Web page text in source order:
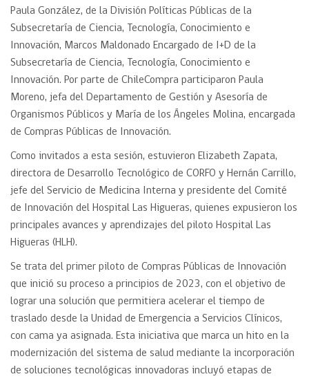
Paula González, de la División Políticas Públicas de la
Subsecretaría de Ciencia, Tecnología, Conocimiento e
Innovación, Marcos Maldonado Encargado de I+D de la
Subsecretaría de Ciencia, Tecnología, Conocimiento e
Innovación. Por parte de ChileCompra participaron Paula
Moreno, jefa del Departamento de Gestión y Asesoría de
Organismos Públicos y María de los Ángeles Molina, encargada
de Compras Públicas de Innovación.
Como invitados a esta sesión, estuvieron Elizabeth Zapata,
directora de Desarrollo Tecnológico de CORFO y Hernán Carrillo,
jefe del Servicio de Medicina Interna y presidente del Comité
de Innovación del Hospital Las Higueras, quienes expusieron los
principales avances y aprendizajes del piloto Hospital Las
Higueras (HLH).
Se trata del primer piloto de Compras Públicas de Innovación
que inició su proceso a principios de 2023, con el objetivo de
lograr una solución que permitiera acelerar el tiempo de
traslado desde la Unidad de Emergencia a Servicios Clínicos,
con cama ya asignada. Esta iniciativa que marca un hito en la
modernización del sistema de salud mediante la incorporación
de soluciones tecnológicas innovadoras incluyó etapas de